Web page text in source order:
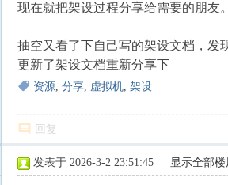
现在就把架设过程分享给需要的朋友
抽空又看了下自己写的架设文档，发
更新了架设文档重新分享下
资源, 分享, 虚拟机, 架设
回复
发表于 2026-3-2 23:51:45 显示全部楼